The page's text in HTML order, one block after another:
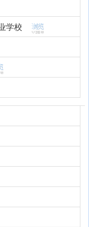
学校